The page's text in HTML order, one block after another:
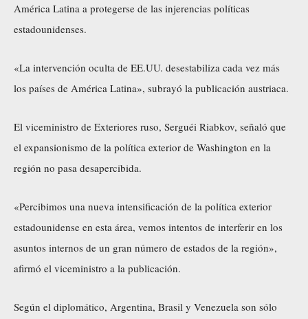
América Latina a protegerse de las injerencias políticas
estadounidenses.
«La intervención oculta de EE.UU. desestabiliza cada vez más
los países de América Latina», subrayó la publicación austriaca.
El viceministro de Exteriores ruso, Serguéi Riabkov, señaló que
el expansionismo de la política exterior de Washington en la
región no pasa desapercibida.
«Percibimos una nueva intensificación de la política exterior
estadounidense en esta área, vemos intentos de interferir en los
asuntos internos de un gran número de estados de la región»,
afirmó el viceministro a la publicación.
Según el diplomático, Argentina, Brasil y Venezuela son sólo